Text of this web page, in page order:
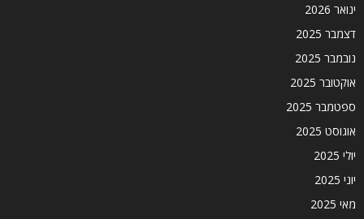
ינואר 2026
דצמבר 2025
נובמבר 2025
אוקטובר 2025
ספטמבר 2025
אוגוסט 2025
יולי 2025
יוני 2025
מאי 2025